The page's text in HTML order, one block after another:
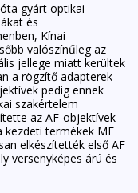
gyárt optikai
és
Kínai
valószínűleg az
jellege miatt kerültek
a rögzítő adapterek
pedig ennek
szakértelem
az AF-objektívek
kezdeti termékek MF
elkészítették első AF
versenyképes árú és